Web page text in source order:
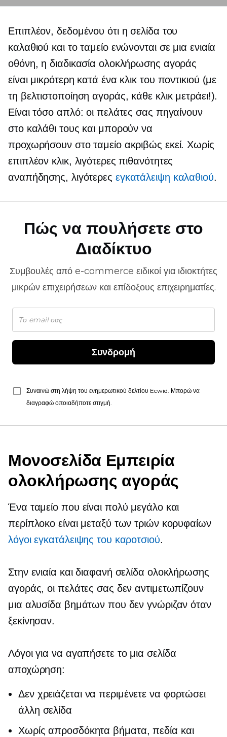
Επιπλέον, δεδομένου ότι η σελίδα του
καλαθιού και το ταμείο ενώνονται σε μια ενιαία
οθόνη, η διαδικασία ολοκλήρωσης αγοράς
είναι μικρότερη κατά ένα κλικ του ποντικιού (με
τη βελτιστοποίηση αγοράς, κάθε κλικ μετράει!).
Είναι τόσο απλό: οι πελάτες σας πηγαίνουν
στο καλάθι τους και μπορούν να
προχωρήσουν στο ταμείο ακριβώς εκεί. Χωρίς
επιπλέον κλικ, λιγότερες πιθανότητες
αναπήδησης, λιγότερες εγκατάλειψη καλαθιού.
Πώς να πουλήσετε στο
Διαδίκτυο
Συμβουλές από e-commerce ειδικοί για ιδιοκτήτες
μικρών επιχειρήσεων και επίδοξους επιχειρηματίες.
Συνδρομή
Συναινώ στη λήψη του ενημερωτικού δελτίου Ecwid. Μπορώ να
διαγραφώ οποιαδήποτε στιγμή.
Μονοσελίδα Εμπειρία
ολοκλήρωσης αγοράς
Ένα ταμείο που είναι πολύ μεγάλο και
περίπλοκο είναι μεταξύ των τριών κορυφαίων
λόγοι εγκατάλειψης του καροτσιού.
Στην ενιαία και διαφανή σελίδα ολοκλήρωσης
αγοράς, οι πελάτες σας δεν αντιμετωπίζουν
μια αλυσίδα βημάτων που δεν γνώριζαν όταν
ξεκίνησαν.
Λόγοι για να αγαπήσετε το μια σελίδα
αποχώρηση:
Δεν χρειάζεται να περιμένετε να φορτώσει
άλλη σελίδα
Χωρίς απροσδόκητα βήματα, πεδία και